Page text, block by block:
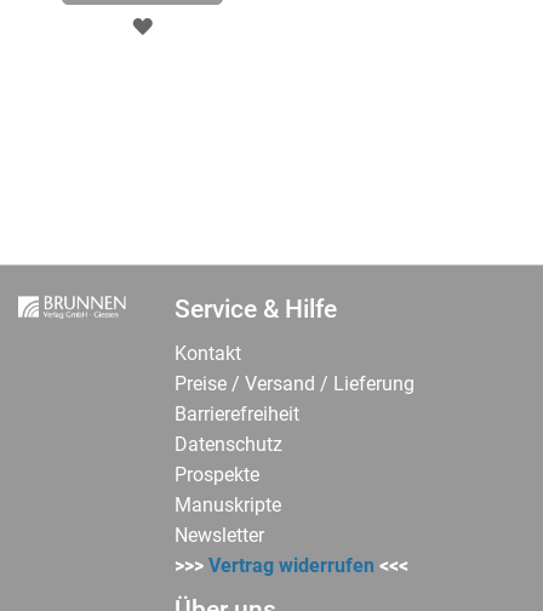
ZUR
Service & Hilfe
Kontakt
Preise / Versand / Lieferung
Barrierefreiheit
Datenschutz
Prospekte
Manuskripte
Newsletter
>>>Vertrag widerrufen <<<